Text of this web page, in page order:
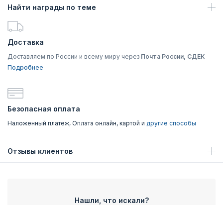
Найти награды по теме
Доставка
Доставляем по России и всему миру через Почта России, СДЕК
Подробнее
Безопасная оплата
Наложенный платеж, Оплата онлайн, картой и другие способы
Отзывы клиентов
Нашли, что искали?